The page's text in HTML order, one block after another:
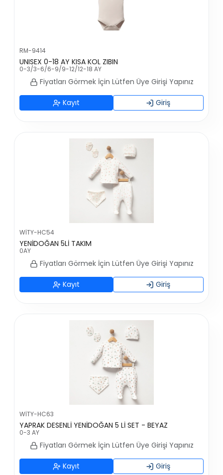
RM-9414
UNISEX 0-18 AY KISA KOL ZIBIN
0-3/3-6/6-9/9-12/12-18 AY
Fiyatları Görmek İçin Lütfen Üye Girişi Yapınız
Kayıt Giriş
WİTY-HC54
YENİDOĞAN 5Lİ TAKIM
0AY
Fiyatları Görmek İçin Lütfen Üye Girişi Yapınız
Kayıt Giriş
WİTY-HC63
YAPRAK DESENLİ YENİDOĞAN 5 Lİ SET - BEYAZ
0-3 AY
Fiyatları Görmek İçin Lütfen Üye Girişi Yapınız
Kayıt Giriş